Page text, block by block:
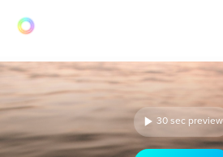
30 sec preview